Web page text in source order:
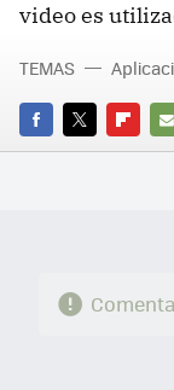
video es
FACEBOOK
TWITTER
E-
TEMAS